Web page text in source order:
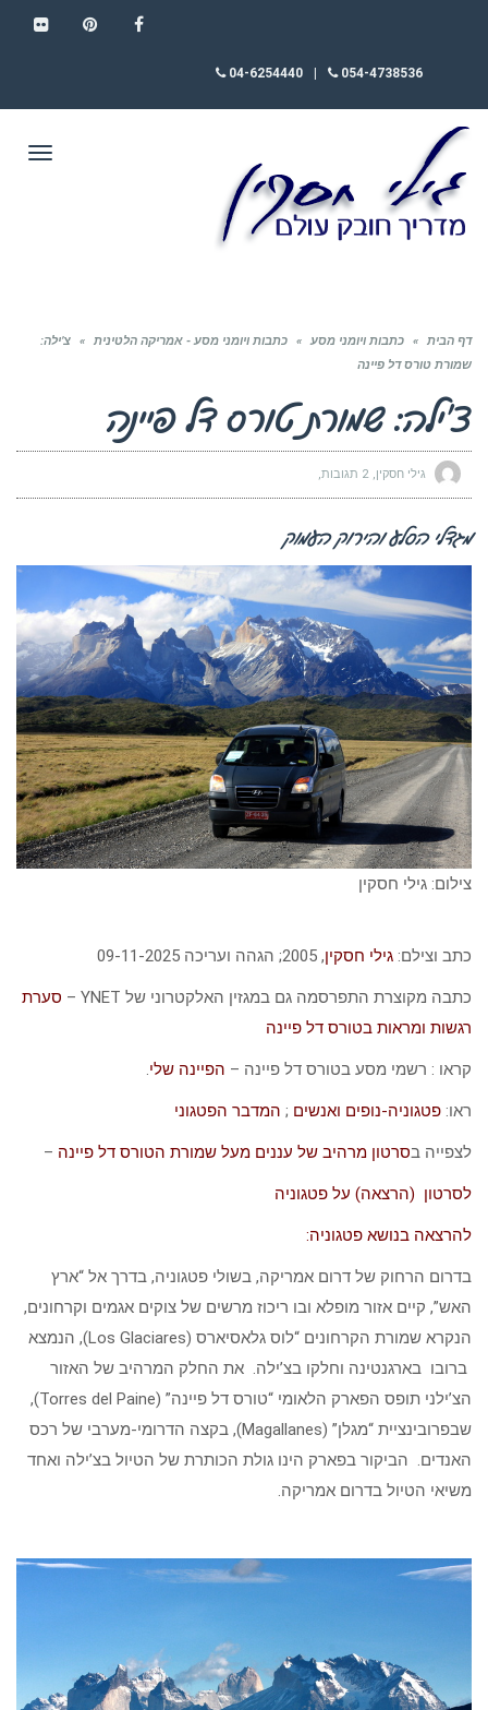
054-4738536
04-6254440
דף הבית » כתבות ויומני מסע » כתבות ויומני מסע - אמריקה הלטינית »
צ’ילה:
שמורת טורס דל פיינה
צ’ילה: שמורת טורס דל פיינה
גילי חסקין 2 תגובות
מגדלי הסלע והירוק העמוק
צילום: גילי חסקין
כתב וצילם: גילי חסקין, 2005; הגהה ועריכה 09-11-2025
כתבה מקוצרת התפרסמה גם במגזין האלקטרוני של YNET –
סערת
רגשות ומראות בטורס דל פיינה
קראו : רשמי מסע בטורס דל פיינה – הפיינה שלי.
ראו: פטגוניה-נופים ואנשים ; המדבר הפטגוני
לצפייה בסרטון מרהיב של עננים מעל שמורת הטורס דל פיינה –
לסרטון (הרצאה) על פטגוניה
להרצאה בנושא פטגוניה:
בדרום הרחוק של דרום אמריקה, בשולי פטגוניה, בדרך אל “ארץ
האש”, קיים אזור מופלא ובו ריכוז מרשים של צוקים אגמים וקרחונים,
הנקרא שמורת הקרחונים “לוס גלאסיארס (Los Glaciares), הנמצא
ברובו בארגנטינה וחלקו בצ’ילה. את החלק המרהיב של האזור
הצ’ילני תופס הפארק הלאומי “טורס דל פיינה” (Torres del Paine),
שבפרובינציית “מגלן” (Magallanes), בקצה הדרומי-מערבי של רכס
האנדים. הביקור בפארק הינו גולת הכותרת של הטיול בצ’ילה ואחד
משיאי הטיול בדרום אמריקה.